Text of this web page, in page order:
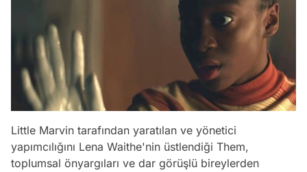
Little Marvin tarafından yaratılan ve yönetici
yapımcılığını Lena Waithe'nin üstlendiği Them,
toplumsal önyargıları ve dar görüşlü bireylerden